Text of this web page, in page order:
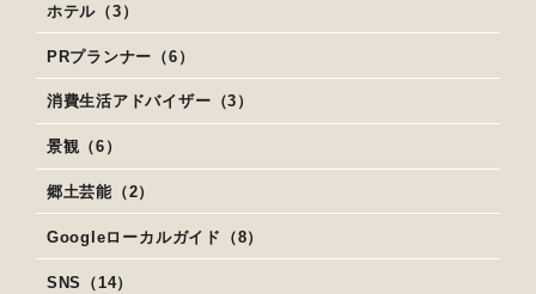
ホテル（3）
PRプランナー（6）
消費生活アドバイザー（3）
景観（6）
郷土芸能（2）
Googleローカルガイド（8）
SNS（14）